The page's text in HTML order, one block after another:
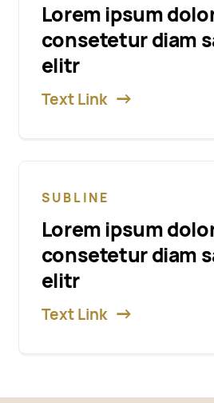
Lorem ipsum
consetetur diam
elitr
Text Link
SUBLINE
Lorem ipsum
consetetur diam
elitr
Text Link